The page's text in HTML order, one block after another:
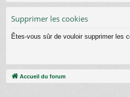
s
Supprimer les cookies
Êtes-vous sûr de vouloir supprimer les
Accueil du forum